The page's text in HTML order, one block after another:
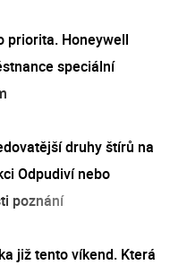
priorita. Honeywell
speciální
druhy štírů na
Odpudiví nebo
poznání
již tento víkend. Která